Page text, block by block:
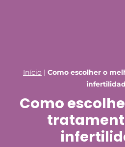
Início | Como escolher o
Como